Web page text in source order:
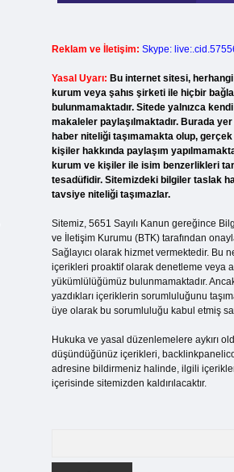
Reklam ve İletişim: Skype:
Yasal Uyarı: Bu internet sitesi,
kurum veya şahıs şirketi ile hiçbir
bulunmamaktadır. Sitede yalnızca kendi
makaleler paylaşılmaktadır. Burada
haber niteliği taşımamakta olup,
kişiler hakkında paylaşım
kurum ve kişiler ile isim benzerlikleri
tesadüfidir. Sitemizdeki bilgiler taslak
tavsiye niteliği taşımazlar.
Sitemiz, 5651 Sayılı Kanun gereğince
ve İletişim Kurumu (BTK) tarafından
Sağlayıcı olarak hizmet vermektedir. Bu
içerikleri proaktif olarak denetleme veya
yükümlülüğümüz bulunmamaktadır.
yazdıkları içeriklerin sorumluluğunu
üye olarak bu sorumluluğu kabul etmiş
Hukuka ve yasal düzenlemelere aykırı
düşündüğünüz içerikleri,
adresine bildirmeniz halinde, ilgili
içerisinde sitemizden kaldırılacaktır.